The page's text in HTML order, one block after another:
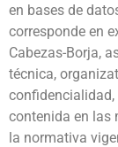
en bases de
corresponde en
Cabezas-Borja,
técnica,
contenida en las
la normativa